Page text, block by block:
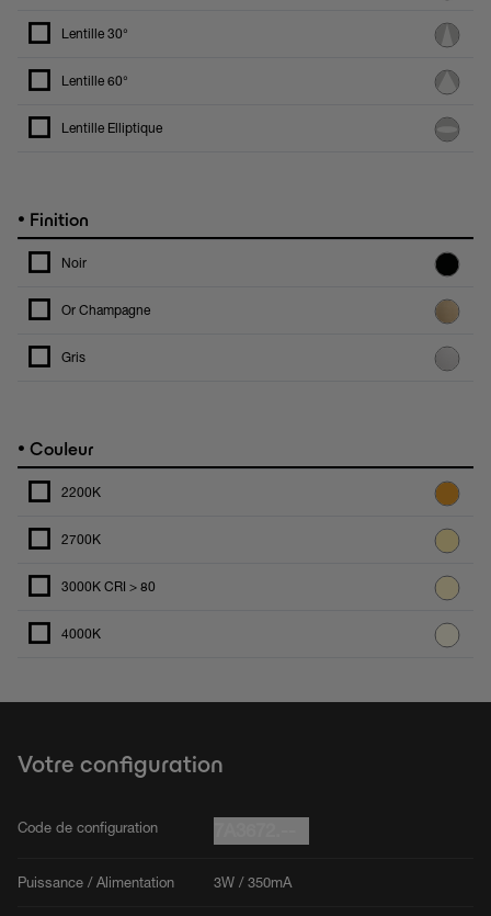
Lentille 30°
Lentille 60°
Lentille Elliptique
• Finition
Noir
Or Champagne
Gris
• Couleur
2200K
2700K
3000K CRI > 80
4000K
Votre configuration
Code de configuration
Puissance / Alimentation 3W / 350mA